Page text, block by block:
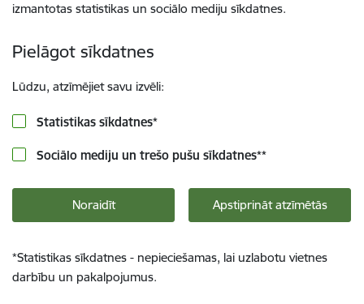
izmantotas statistikas un sociālo mediju sīkdatnes.
Pielāgot sīkdatnes
Lūdzu, atzīmējiet savu izvēli:
Statistikas sīkdatnes*
Sociālo mediju un trešo pušu sīkdatnes**
Noraidīt Apstiprināt atzīmētās
*Statistikas sīkdatnes - nepieciešamas, lai uzlabotu vietnes
darbību un pakalpojumus.